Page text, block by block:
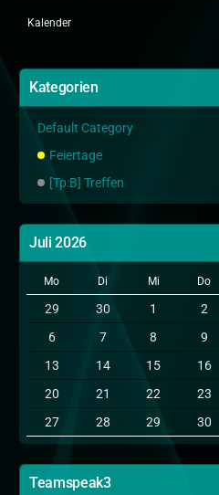
Kalender
Kategorien
Default Category
Feiertage
[Tp:B] Treffen
Juli 2026
Mo Di Mi Do
29 30 1 2
6
7 8 9
13
14 15 16
20
21 22 23
27
28 29 30
Teamspeak3